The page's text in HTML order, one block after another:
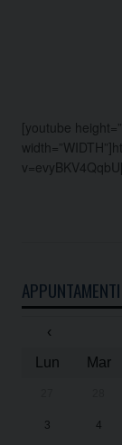
[youtube
APPUNTAMENTI
‹
Lun
Mar
3 4